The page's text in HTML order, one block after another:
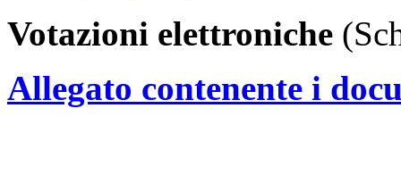
Votazioni elettroniche
Allegato contenente i